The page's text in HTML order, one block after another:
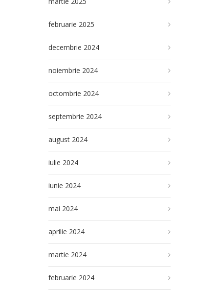
februarie 2025
decembrie 2024
noiembrie 2024
octombrie 2024
septembrie 2024
august 2024
iulie 2024
iunie 2024
mai 2024
aprilie 2024
martie 2024
februarie 2024